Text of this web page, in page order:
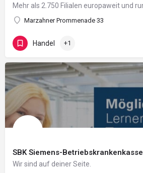
Marzahner Prommenade 33
Handel +1
SBK Siemens-Betriebskrankenkasse
Wir sind auf deiner Seite.